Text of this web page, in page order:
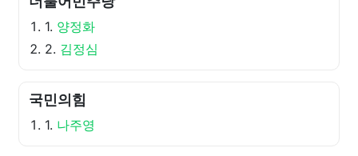
1. 양정화
2. 김정심
국민의힘
1. 나주영